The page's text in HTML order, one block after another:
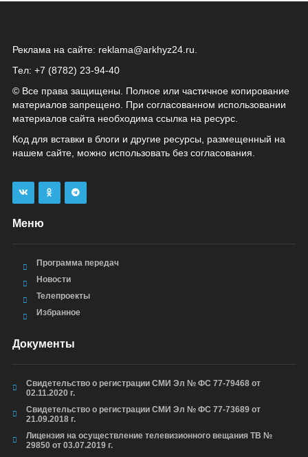
Реклама на сайте: reklama@arkhyz24.ru
Тел: +7 (8782) 23‑94‑40
© Все права защищены. Полное или частичное копирование
материалов запрещено. При согласованном использовании
материалов сайта необходима ссылка на ресурс.
Код для вставки в блоги и другие ресурсы, размещенный на
нашем сайте, можно использовать без согласования.
Меню
Программа передач
Новости
Телепроекты
Избранное
Документы
Свидетельство о регистрации СМИ Эл № ФС 77-79468 от
02.11.2020 г.
Свидетельство о регистрации СМИ Эл № ФС 77-73689 от
21.09.2018 г.
Лицензия на осуществление телевизионного вещания ТВ №
29850 от 03.07.2019 г.